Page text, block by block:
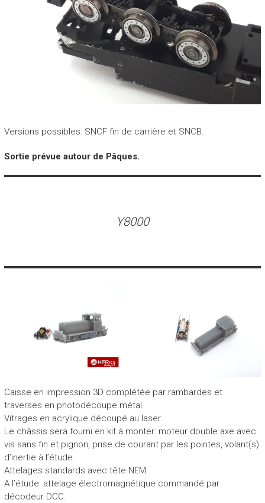
Versions possibles: SNCF fin de carrière et SNCB.
Sortie prévue autour de Pâques.
Y8000
Caisse en impression 3D complétée par rambardes et
traverses en photodécoupe métal.
Vitrages en acrylique découpé au laser.
Le châssis sera fourni en kit à monter: moteur double axe avec
vis sans fin et pignon, prise de courant par les pointes, volant(s)
d’inertie à l’étude.
Attelages standards avec tête NEM.
A l’étude: attelage électromagnétique commandé par
décodeur DCC.